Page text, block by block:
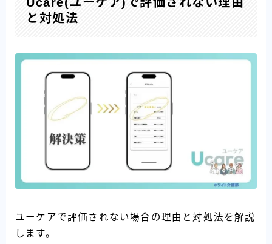
と対処法
ユーケアで評価されない場合の理由と対処法を解説
します。